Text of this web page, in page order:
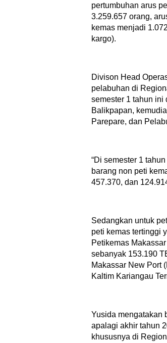
pertumbuhan arus
3.259.657 orang,
kemas menjadi
kargo).
Divison Head
pelabuhan di
semester 1 tahun ini
Balikpapan,
Parepare, dan
“Di semester 1
barang non peti
457.370, dan
Sedangkan untuk
peti kemas tertinggi
Petikemas
sebanyak 153.190
Makassar New Port
Kaltim Kariangau
Yusida mengatakan
apalagi akhir tahun
khususnya di